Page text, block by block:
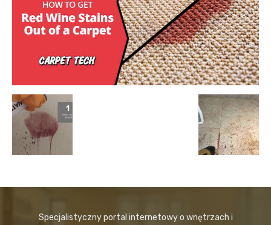
Specjalistyczny portal internetowy o wnętrzach i